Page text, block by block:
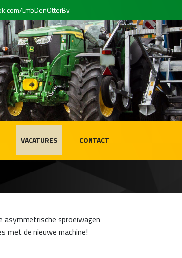
LmbDenOtterBv
VACATURES CONTACT
asymmetrische sproeiwagen
met de nieuwe machine!